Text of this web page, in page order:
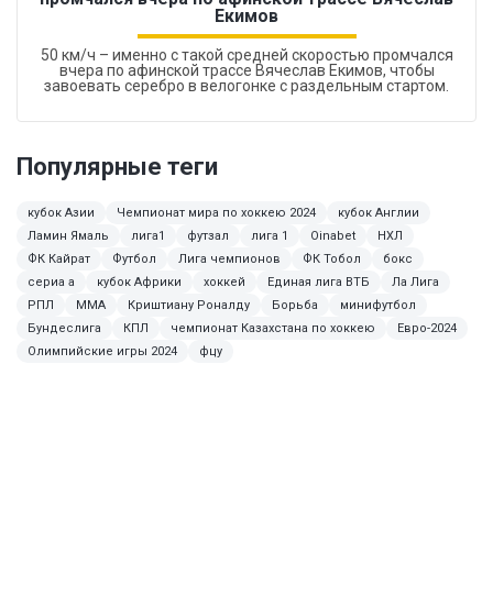
Екимов
50 км/ч – именно с такой средней скоростью промчался
вчера по афинской трассе Вячеслав Екимов, чтобы
завоевать серебро в велогонке с раздельным стартом.
Популярные теги
кубок Азии Чемпионат мира по хоккею 2024
кубок Англии
Ламин Ямаль
лига1 футзал лига 1 Oinabet
НХЛ
ФК Кайрат
Футбол Лига чемпионов ФК Тобол
бокс
сериа а
кубок Африки хоккей Единая лига ВТБ
Ла Лига
РПЛ
ММА Криштиану Роналду Борьба
минифутбол
Бундеслига
КПЛ чемпионат Казахстана по хоккею
Евро-2024
Олимпийские игры 2024
фцу